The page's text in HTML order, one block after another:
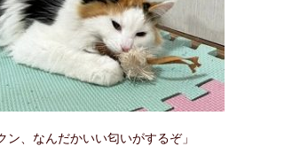
ン、なんだかいい匂いがするぞ」